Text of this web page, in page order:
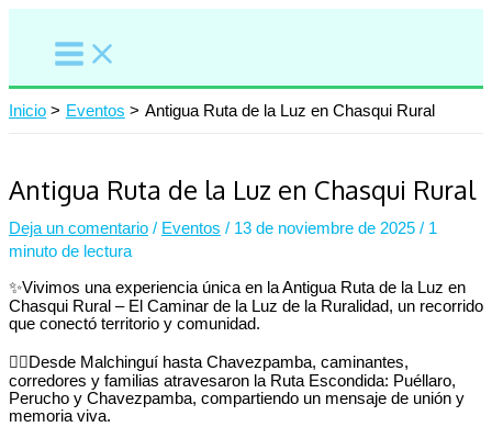
contenido
Inicio Eventos Antigua Ruta de la Luz en Chasqui Rural
Antigua Ruta de la Luz en Chasqui Rural
Deja un comentario / Eventos / 13 de noviembre de 2025 / 1
minuto de lectura
✨Vivimos una experiencia única en la Antigua Ruta de la Luz en
Chasqui Rural – El Caminar de la Luz de la Ruralidad, un recorrido
que conectó territorio y comunidad.⁣
🚶‍♂️Desde Malchinguí hasta Chavezpamba, caminantes,
corredores y familias atravesaron la Ruta Escondida: Puéllaro,
Perucho y Chavezpamba, compartiendo un mensaje de unión y
memoria viva.⁣